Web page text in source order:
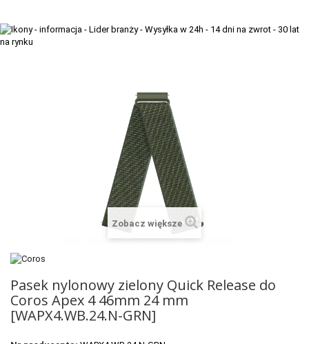
TACX
VOSTOK EUROPE ZEGARKI
WENGER ZEGARKI
ORIENT ZEGARKI
OBAKU DENMARK ZEGARKI
Zobacz większe
Pasek nylonowy zielony Quick Release do
Coros Apex 4 46mm 24 mm
[WAPX4.WB.24.N-GRN]